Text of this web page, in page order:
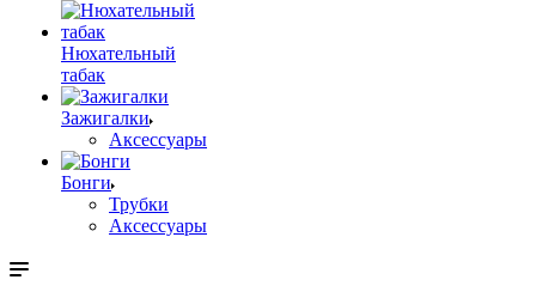
Нюхательный
табак
Зажигалки
Аксессуары
Бонги
Трубки
Аксессуары